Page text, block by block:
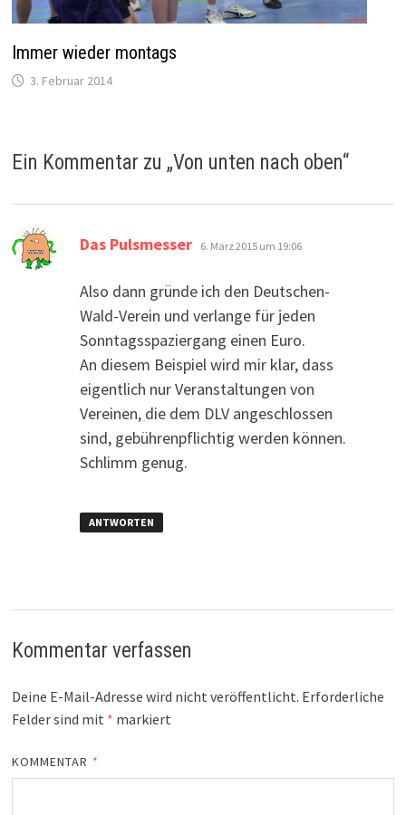
Immer wieder montags
3. Februar 2014
Ein Kommentar zu „Von unten nach oben“
Das Pulsmesser sagt:
6. März 2015 um 19:06
Also dann gründe ich den Deutschen-
Wald-Verein und verlange für jeden
Sonntagsspaziergang einen Euro.
An diesem Beispiel wird mir klar, dass
eigentlich nur Veranstaltungen von
Vereinen, die dem DLV angeschlossen
sind, gebührenpflichtig werden können.
Schlimm genug.
ANTWORTEN
Kommentar verfassen
Deine E-Mail-Adresse wird nicht veröffentlicht. Erforderliche
Felder sind mit * markiert
KOMMENTAR *